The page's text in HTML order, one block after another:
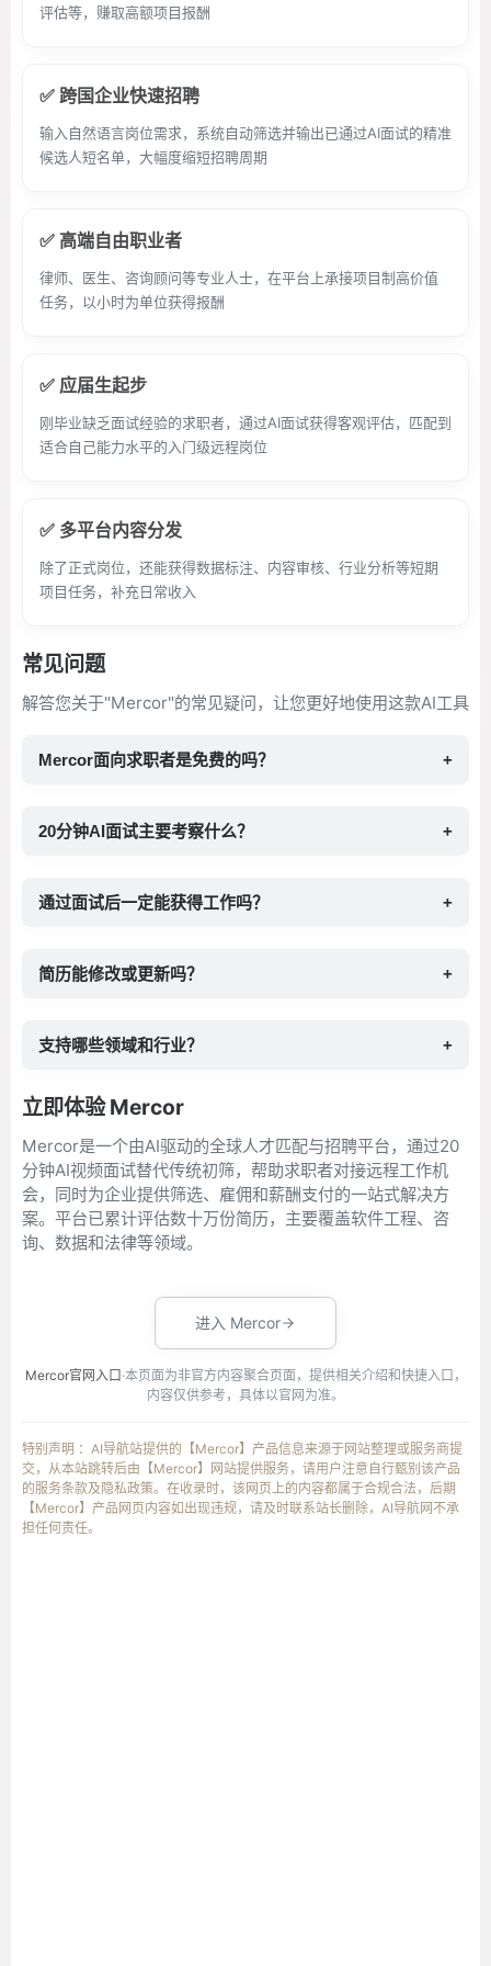
评估等，赚取高额项目报酬
✅ 跨国企业快速招聘
输入自然语言岗位需求，系统自动筛选并输出已通过AI面试的精准
候选人短名单，大幅度缩短招聘周期
✅ 高端自由职业者
律师、医生、咨询顾问等专业人士，在平台上承接项目制高价值
任务，以小时为单位获得报酬
✅ 应届生起步
刚毕业缺乏面试经验的求职者，通过AI面试获得客观评估，匹配到
适合自己能力水平的入门级远程岗位
✅ 多平台内容分发
除了正式岗位，还能获得数据标注、内容审核、行业分析等短期
项目任务，补充日常收入
常见问题
解答您关于"Mercor"的常见疑问，让您更好地使用这款AI工具
Mercor面向求职者是免费的吗？ +
20分钟AI面试主要考察什么？ +
通过面试后一定能获得工作吗？ +
简历能修改或更新吗？ +
支持哪些领域和行业？ +
立即体验 Mercor
Mercor是一个由AI驱动的全球人才匹配与招聘平台，通过20
分钟AI视频面试替代传统初筛，帮助求职者对接远程工作机
会，同时为企业提供筛选、雇佣和薪酬支付的一站式解决方
案。平台已累计评估数十万份简历，主要覆盖软件工程、咨
询、数据和法律等领域。
进入 Mercor
Mercor官网入口 ·本页面为非官方内容聚合页面，提供相关介绍和快捷入口，
内容仅供参考，具体以官网为准。
特别声明 ：AI导航站提供的【Mercor】产品信息来源于网站整理或服务商提
交，从本站跳转后由【Mercor】网站提供服务，请用户注意自行甄别该产品
的服务条款及隐私政策。在收录时，该网页上的内容都属于合规合法，后期
【Mercor】产品网页内容如出现违规，请及时联系站长删除，AI导航网不承
担任何责任。